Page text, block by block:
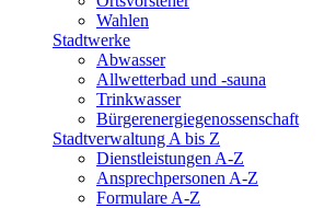
Wahlen
Stadtwerke
Abwasser
Allwetterbad und -sauna
Trinkwasser
Bürgerenergiegenossenschaft
Stadtverwaltung A bis Z
Dienstleistungen A-Z
Ansprechpersonen A-Z
Formulare A-Z